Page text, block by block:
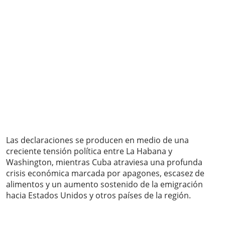
Las declaraciones se producen en medio de una
creciente tensión política entre La Habana y
Washington, mientras Cuba atraviesa una profunda
crisis económica marcada por apagones, escasez de
alimentos y un aumento sostenido de la emigración
hacia Estados Unidos y otros países de la región.